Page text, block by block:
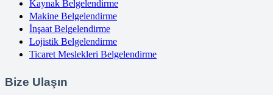
Kaynak Belgelendirme
Makine Belgelendirme
İnşaat Belgelendirme
Lojistik Belgelendirme
Ticaret Meslekleri Belgelendirme
Bize Ulaşın